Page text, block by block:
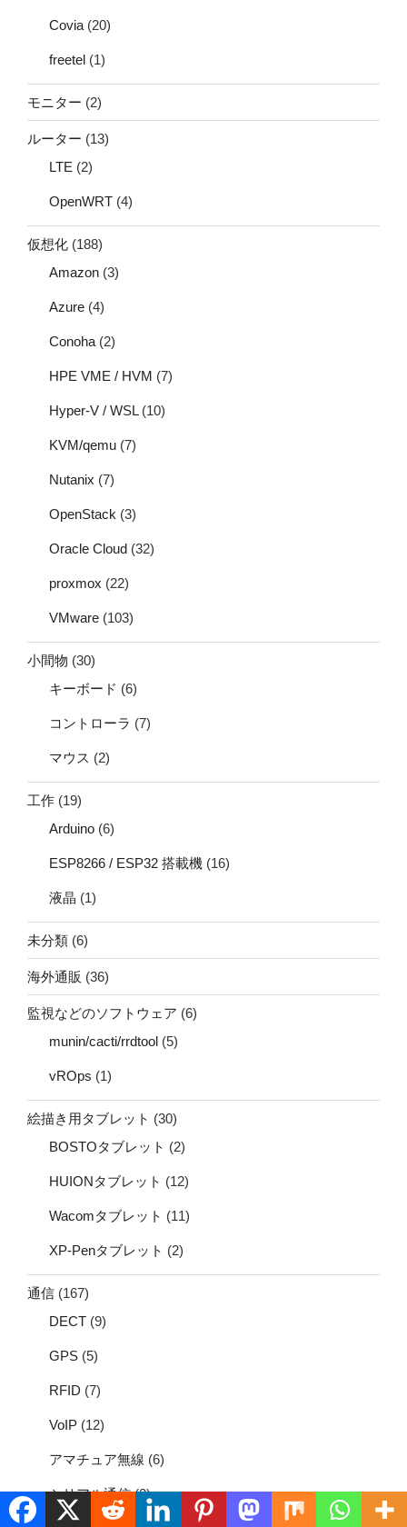
Covia (20)
freetel (1)
モニター (2)
ルーター (13)
LTE (2)
OpenWRT (4)
仮想化 (188)
Amazon (3)
Azure (4)
Conoha (2)
HPE VME / HVM (7)
Hyper-V / WSL(10)
KVM/qemu (7)
Nutanix (7)
OpenStack (3)
Oracle Cloud (32)
proxmox (22)
VMware (103)
小間物 (30)
キーボード (6)
コントローラ (7)
マウス (2)
工作 (19)
Arduino (6)
ESP8266 / ESP32 搭載機 (16)
液晶 (1)
未分類 (6)
海外通販 (36)
監視などのソフトウェア (6)
munin/cacti/rrdtool (5)
vROps (1)
絵描き用タブレット (30)
BOSTOタブレット (2)
HUIONタブレット (12)
Wacomタブレット (11)
XP-Penタブレット (2)
通信 (167)
DECT (9)
GPS (5)
RFID (7)
VoIP (12)
アマチュア無線 (6)
シリアル通信(2)